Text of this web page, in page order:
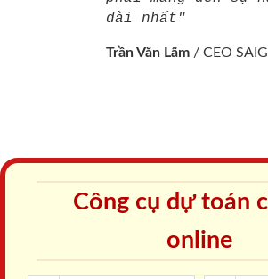
dài nhất"
Trần Văn Lãm / CEO
Công cụ dự toán
online